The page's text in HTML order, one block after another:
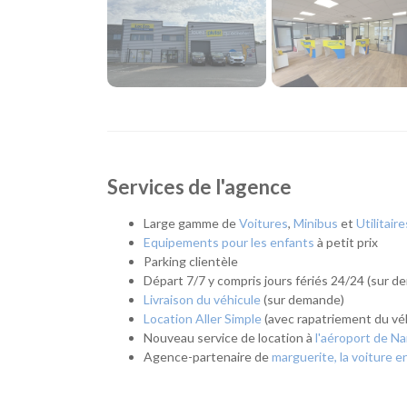
large et innovant : du camion à la
benneen passant
frigorifique.
Une volonté toujours intacte : « Rouler mieux,
disposent d'un véhicule adapté dès que nécessaire,
En résumé - Location de voiture à Rezé
Lieu de prise en charge : Rezé (à 6 km de
Agences de location à proximité : Saint-Herblain
Catégories de voitures :
Citadines Routières
Catégories d'utilitaires : Camions de
chantier
Services de l'agence
Large gamme deVoitures, Minibus et
Equipements pour les enfants à petit prix
Parking clientèle
Départ 7/7 y compris jours fériés 24/24 (sur
Livraison du véhicule(sur demande)
Location Aller Simple(avec rapatriement du
Nouveau service de location à l'aéroport de
Agence-partenaire demarguerite, la voiture